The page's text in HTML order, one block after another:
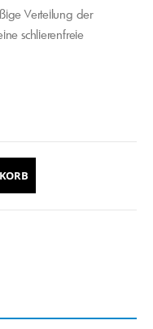
Verteilung der
schlierenfreie